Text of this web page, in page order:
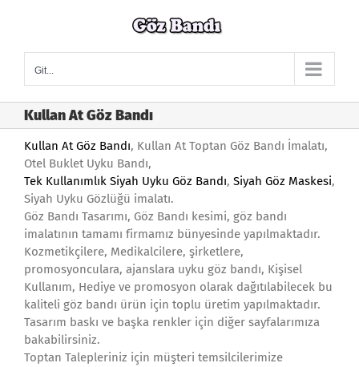
Git...
Kullan At Göz Bandı
Kullan At Göz Bandı, Kullan At Toptan Göz Bandı İmalatı,
Otel Buklet Uyku Bandı,
Tek Kullanımlık Siyah Uyku Göz Bandı, Siyah Göz Maskesi,
Siyah Uyku Gözlüğü imalatı.
Göz Bandı Tasarımı, Göz Bandı kesimi, göz bandı
imalatının tamamı firmamız bünyesinde yapılmaktadır.
Kozmetikçilere, Medikalcilere, şirketlere,
promosyonculara, ajanslara uyku göz bandı, Kişisel
Kullanım, Hediye ve promosyon olarak dağıtılabilecek bu
kaliteli göz bandı ürün için toplu üretim yapılmaktadır.
Tasarım baskı ve başka renkler için diğer sayfalarımıza
bakabilirsiniz.
Toptan Talepleriniz için müşteri temsilcilerimize